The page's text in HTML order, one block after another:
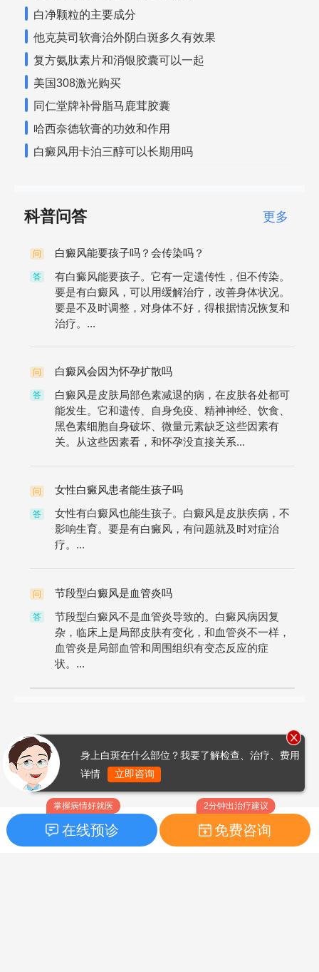
白净颗粒的主要成分
他克莫司软膏治外阴白斑多久有效果
复方氨肽素片和消银胶囊可以一起
美国308激光购买
同仁堂牌补骨脂马鹿茸胶囊
哈西奈德软膏的功效和作用
白癜风用卡泊三醇可以长期用吗
科普问答 更多
问 白癜风能要孩子吗？会传染吗？
答
有白癜风能要孩子。它有一定遗传性，但不传染。
要是有白癜风，可以用缓解治疗，改善身体状况。
要是不及时调整，对身体不好，得根据情况恢复和
治疗。...
问 白癜风会因为怀孕扩散吗
答
白癜风是皮肤局部色素减退的病，在皮肤各处都可
能发生。它和遗传、自身免疫、精神神经、饮食、
黑色素细胞自身破坏、微量元素缺乏这些因素有
关。从这些因素看，和怀孕没直接关系...
问 女性白癜风患者能生孩子吗
答
女性有白癜风也能生孩子。白癜风是皮肤疾病，不
影响生育。要是有白癜风，有问题就及时对症治
疗。...
问 节段型白癜风是血管炎吗
答
节段型白癜风不是血管炎导致的。白癜风病因复
杂，临床上是局部皮肤有变化，和血管炎不一样，
血管炎是局部血管和周围组织有变态反应的症
状。...
掌握病情好就医
在线预诊
2分钟出治疗建议
免费咨询
身上白斑在什么部位？我要了解检查、治疗、费用
详情
立即咨询